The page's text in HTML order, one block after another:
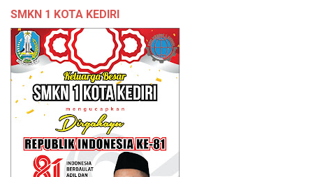
SMKN 1 KOTA KEDIRI